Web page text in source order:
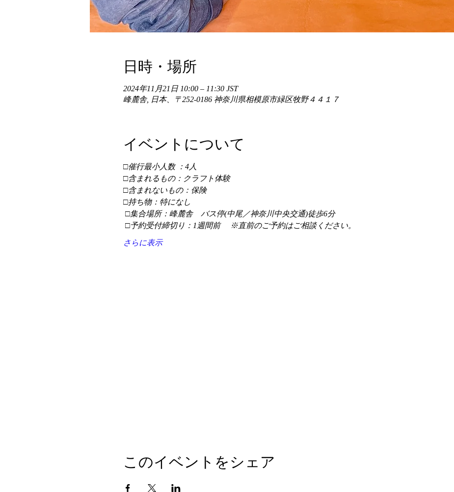
日時・場所
2024年11月21日 10:00 – 11:30 JST
峰麓舎, 日本、〒252-0186 神奈川県相模原市緑区牧野４４１７
イベントについて
□催行最小人数 ：4人
□含まれるもの：クラフト体験
□含まれないもの：保険
□持ち物：特になし
□集合場所：峰麓舎　バス停(中尾／神奈川中央交通)徒歩6分
□予約受付締切り：1週間前 　※直前のご予約はご相談ください。
さらに表示
このイベントをシェア